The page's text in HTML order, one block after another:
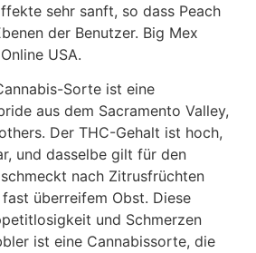
sehr sanft, so dass Peach
der Benutzer. Big Mex
USA.
Sorte ist eine
aus dem Sacramento Valley,
Der THC-Gehalt ist hoch,
und dasselbe gilt für den
nach Zitrusfrüchten
überreifem Obst. Diese
und Schmerzen
ist eine Cannabissorte, die